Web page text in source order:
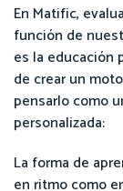
En Matific,
función de
es la educación
de crear un
pensarlo como
personalizada:
La forma de
en ritmo como